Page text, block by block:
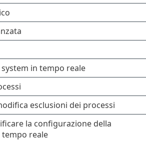
in tempo reale
esclusioni dei processi
la configurazione della
reale